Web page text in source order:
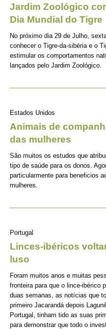
Jardim Zoológico
Dia Mundial do Tigre
No próximo dia 29 de Julho,
conhecer o Tigre-da-sibéria e o
estimular os comportamentos
lançados pelo Jardim Zoológico.
Estados Unidos
Animais de
das mulheres
São muitos os estudos que
tipo de saúde para os donos.
particularmente para beneficios
mulheres.
Portugal
Linces-ibéricos
luso
Foram muitos anos e muitas
fronteira para que o lince-ibérico
duas semanas, as notícias que
primeiro Jacarandá depois
Portugal, tinham tido as suas
para demonstrar que todo o